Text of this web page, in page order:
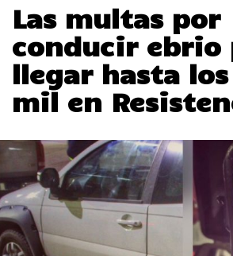
Las multas por
conducir ebrio
llegar hasta
mil en